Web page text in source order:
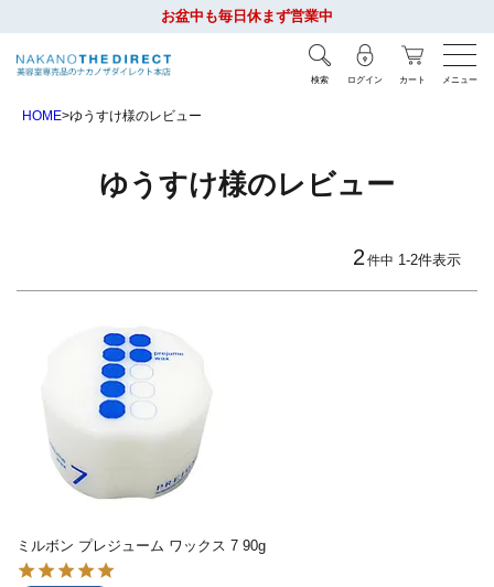
お盆中も毎日休まず営業中
検索 ログイン カート メニュー
HOME ゆうすけ様のレビュー
ゆうすけ様のレビュー
2 件中 1-2件表示
ミルボン プレジューム ワックス 7 90g